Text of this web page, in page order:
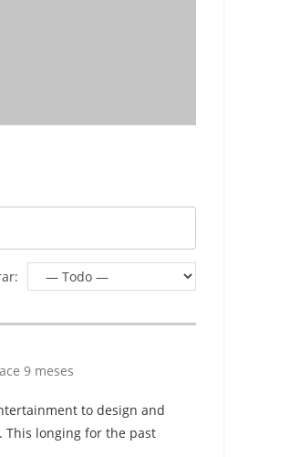
9 meses
to design and
This longing for the past